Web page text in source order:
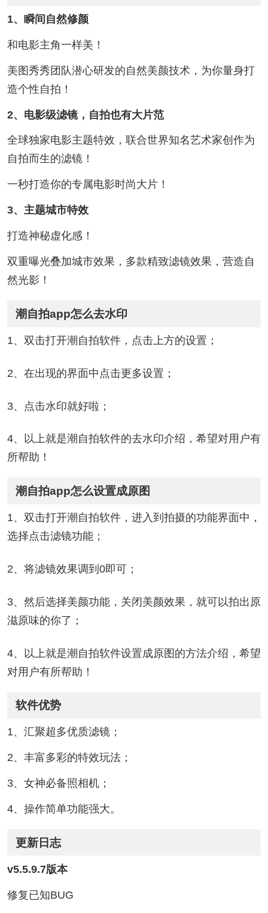
1、瞬间自然修颜
和电影主角一样美！
美图秀秀团队潜心研发的自然美颜技术，为你量身打
造个性自拍！
2、电影级滤镜，自拍也有大片范
全球独家电影主题特效，联合世界知名艺术家创作为
自拍而生的滤镜！
一秒打造你的专属电影时尚大片！
3、主题城市特效
打造神秘虚化感！
双重曝光叠加城市效果，多款精致滤镜效果，营造自
然光影！
潮自拍app怎么去水印
1、双击打开潮自拍软件，点击上方的设置；
2、在出现的界面中点击更多设置；
3、点击水印就好啦；
4、以上就是潮自拍软件的去水印介绍，希望对用户有
所帮助！
潮自拍app怎么设置成原图
1、双击打开潮自拍软件，进入到拍摄的功能界面中，
选择点击滤镜功能；
2、将滤镜效果调到0即可；
3、然后选择美颜功能，关闭美颜效果，就可以拍出原
滋原味的你了；
4、以上就是潮自拍软件设置成原图的方法介绍，希望
对用户有所帮助！
软件优势
1、汇聚超多优质滤镜；
2、丰富多彩的特效玩法；
3、女神必备照相机；
4、操作简单功能强大。
更新日志
v5.5.9.7版本
修复已知BUG